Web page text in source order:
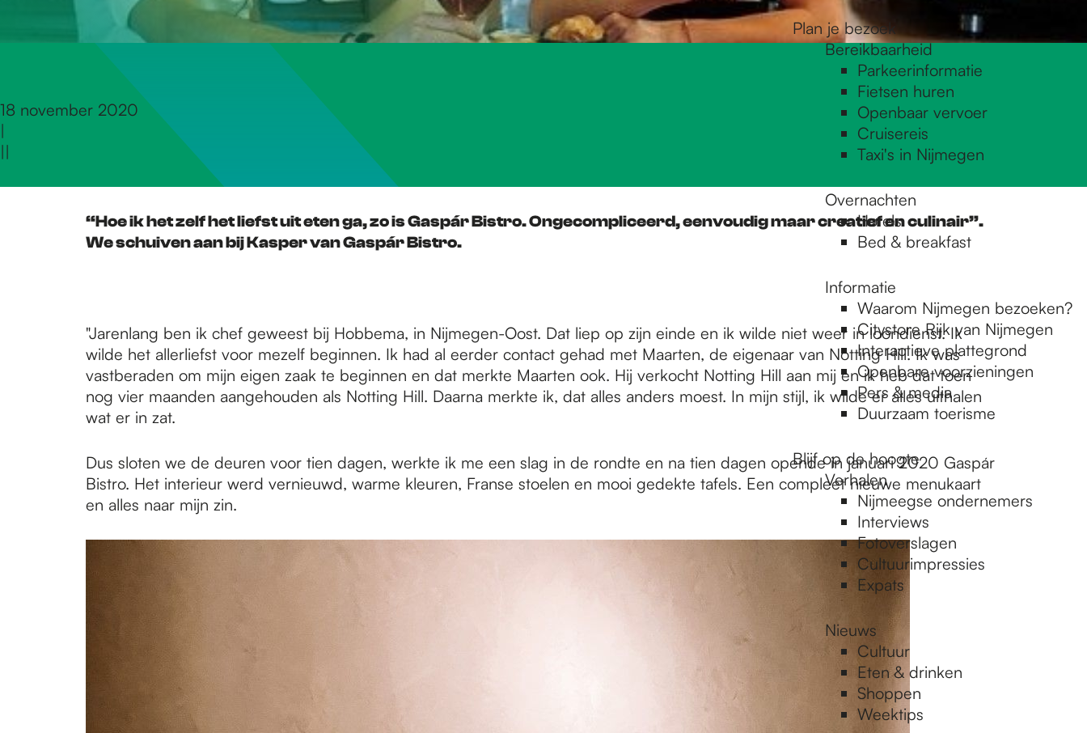
Plan je bezoek
Bereikbaarheid
Parkeerinformatie
Fietsen huren
Openbaar vervoer
Cruisereis
Taxi's in Nijmegen
Overnachten
Hotels
Bed & breakfast
Informatie
Waarom Nijmegen bezoeken?
Citystore Rijk van Nijmegen
Interactieve plattegrond
Openbare voorzieningen
Pers & media
Duurzaam toerisme
Blijf op de hoogte
Verhalen
Nijmeegse ondernemers
Interviews
Fotoverslagen
Cultuurimpressies
Expats
Nieuws
Cultuur
Eten & drinken
Shoppen
Weektips
18 november 2020
|
||
“Hoe ik het zelf het liefst uit eten ga, zo is Gaspár Bistro. Ongecompliceerd, eenvoudig maar creatief en culinair”.
We schuiven aan bij Kasper van Gaspár Bistro.
"Jarenlang ben ik chef geweest bij Hobbema, in Nijmegen-Oost. Dat liep op zijn einde en ik wilde niet weer in loondienst. Ik
wilde het allerliefst voor mezelf beginnen. Ik had al eerder contact gehad met Maarten, de eigenaar van Notting Hill. Ik was
vastberaden om mijn eigen zaak te beginnen en dat merkte Maarten ook. Hij verkocht Notting Hill aan mij en ik heb dat toen
nog vier maanden aangehouden als Notting Hill. Daarna merkte ik, dat alles anders moest. In mijn stijl, ik wilde er alles uithalen
wat er in zat.
Dus sloten we de deuren voor tien dagen, werkte ik me een slag in de rondte en na tien dagen opende in januari 2020 Gaspár
Bistro. Het interieur werd vernieuwd, warme kleuren, Franse stoelen en mooi gedekte tafels. Een compleet nieuwe menukaart
en alles naar mijn zin.